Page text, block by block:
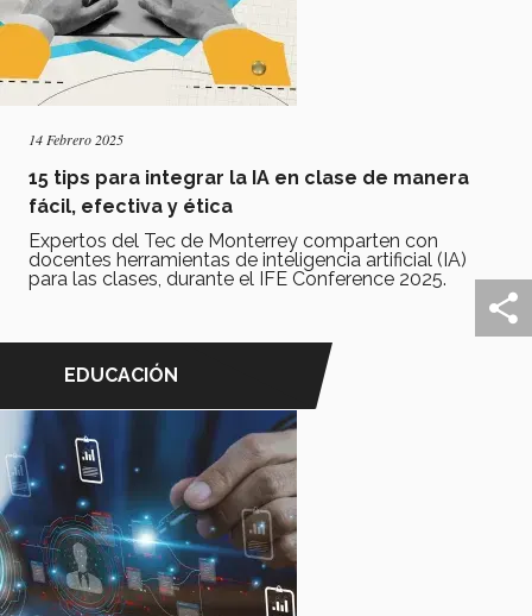
14 Febrero 2025
15 tips para integrar la IA en clase de manera
fácil, efectiva y ética
Expertos del Tec de Monterrey comparten con
docentes herramientas de inteligencia artificial (IA)
para las clases, durante el IFE Conference 2025.
EDUCACIÓN